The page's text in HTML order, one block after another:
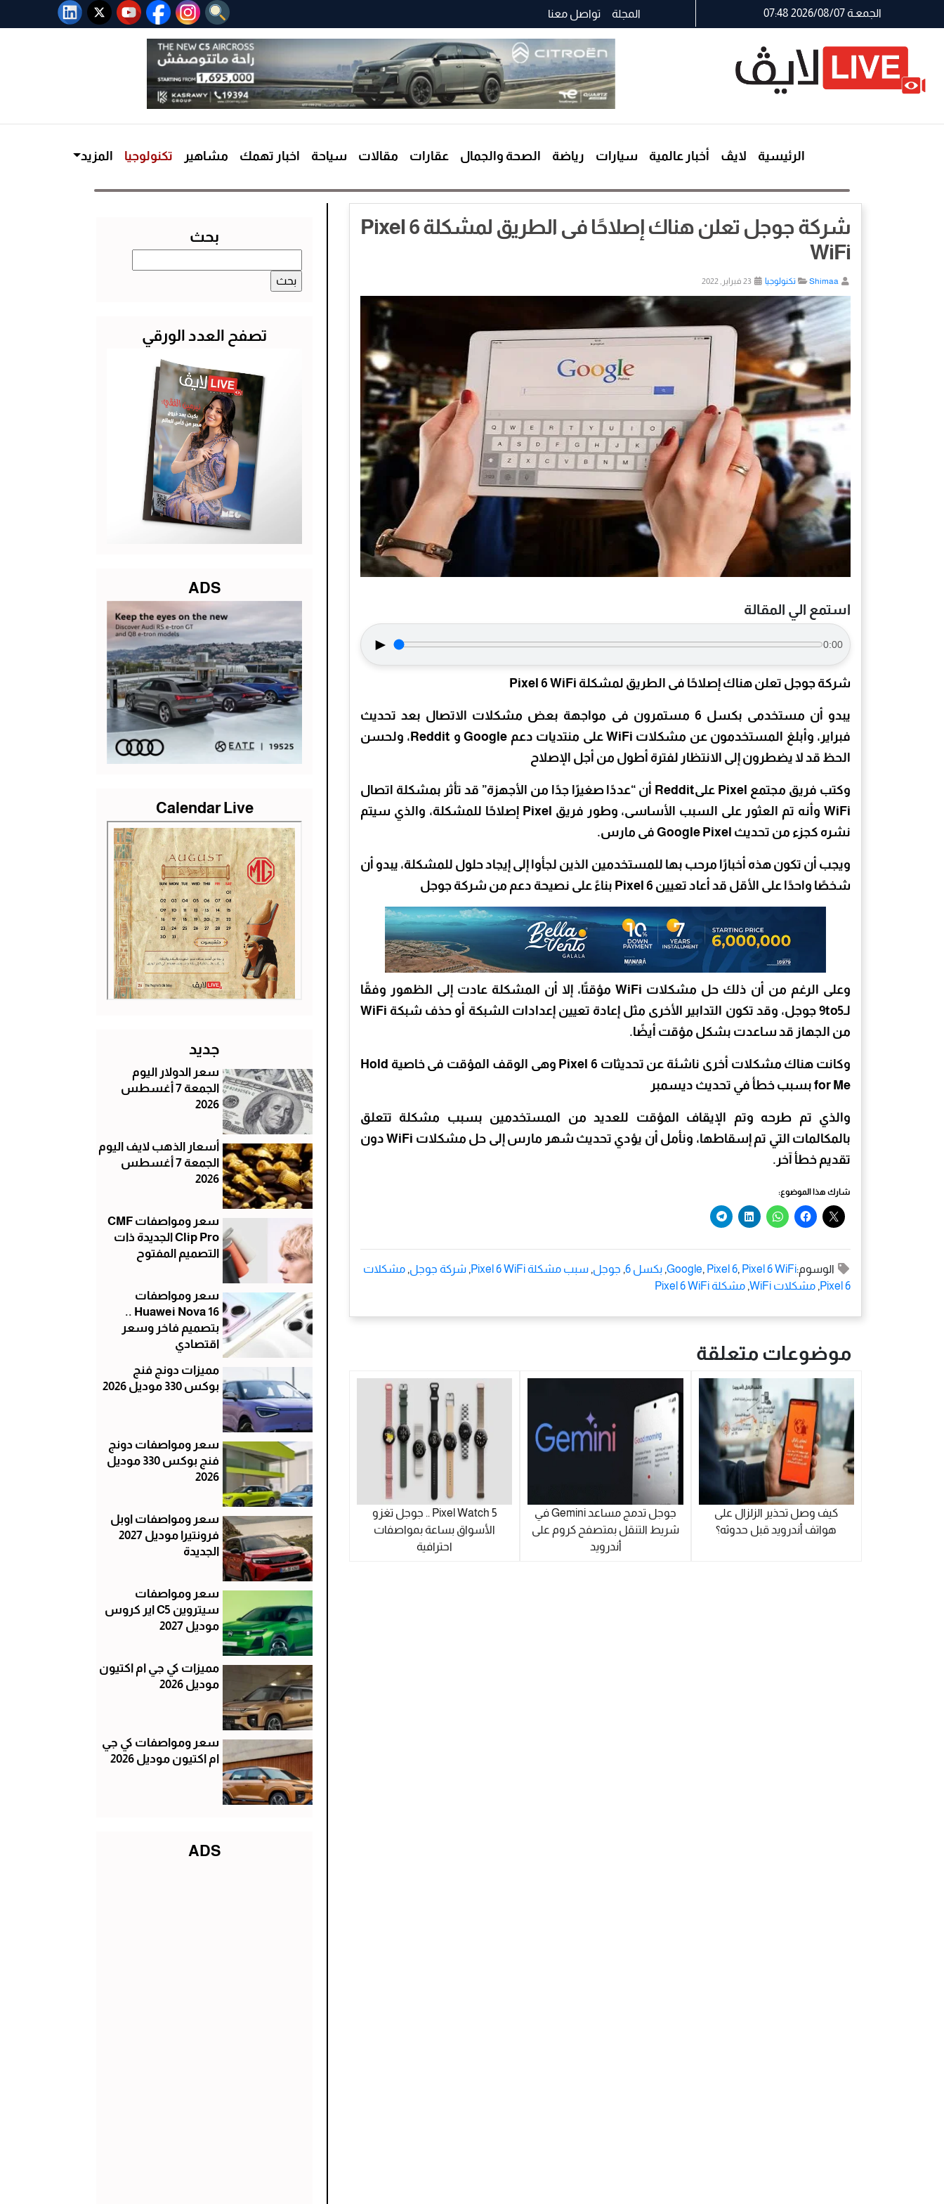
الجمعـة 2026/08/07 07:48 المجلة تواصل معنا
الرئيسية لايڤ أخبار عالمية سيارات رياضة الصحة والجمال عقارات مقالات سياحة اخبار تهمك مشاهير تكنولوجيا المزيد
شركة جوجل تعلن هناك إصلاحًا فى الطريق لمشكلة Pixel 6
WiFi
Shimaa تكنولوجيا
استمع الي المقالة
► 0:00
شركة جوجل تعلن هناك إصلاحًا فى الطريق لمشكلة Pixel 6 WiFi
يبدو أن مستخدمى بكسل 6 مستمرون فى مواجهة بعض مشكلات الاتصال بعد تحديث
فبراير، وأبلغ المستخدمون عن مشكلات WiFi على منتديات دعم Google و Reddit، ولحسن
الحظ قد لا يضطرون إلى الانتظار لفترة أطول من أجل الإصلاح
وكتب فريق مجتمع Pixel علىReddit أن “عددًا صغيرًا جدًا من الأجهزة” قد تأثر بمشكلة اتصال
WiFi وأنه تم العثور على السبب الأساسى، وطور فريق Pixel إصلاحًا للمشكلة، والذي سيتم
نشره كجزء من تحديث Google Pixel فى مارس.
ويجب أن تكون هذه أخبارًا مرحب بها للمستخدمين الذين لجأوا إلى إيجاد حلول للمشكلة، يبدو أن
شخصًا واحدًا على الأقل قد أعاد تعيين Pixel 6 بناءً على نصيحة دعم من شركة جوجل
وعلى الرغم من أن ذلك حل مشكلات WiFi مؤقتًا، إلا أن المشكلة عادت إلى الظهور وفقًا
لـ9to5 جوجل، وقد تكون التدابير الأخرى مثل إعادة تعيين إعدادات الشبكة أو حذف شبكة WiFi
من الجهاز قد ساعدت بشكل مؤقت أيضًا.
وكانت هناك مشكلات أخرى ناشئة عن تحديثات Pixel 6 وهى الوقف المؤقت فى خاصية Hold
for Me بسبب خطأ في تحديث ديسمبر
والذي تم طرحه وتم الإيقاف المؤقت للعديد من المستخدمين بسبب مشكلة تتعلق
بالمكالمات التي تم إسقاطها، ونأمل أن يؤدي تحديث شهر مارس إلى حل مشكلات WiFi دون
تقديم خطأ آخر.
شارك هذا الموضوع:
الوسوم: Google, Pixel 6, Pixel 6 WiFi
, بكسل 6 , جوجل, سبب مشكلة Pixel 6 WiFi , شركة جوجل, مشكلات
Pixel 6
, مشكلات WiFi , مشكلة Pixel 6 WiFi
موضوعات متعلقة
كيف وصل تحذير الزلزال على
هواتف أندرويد قبل حدوثه؟
جوجل تدمج مساعد Gemini في
شريط التنقل بمتصفح كروم على
أندرويد
Pixel Watch 5 .. جوجل تغزو
الأسواق بساعة بمواصفات
احترافية
بحث
عن:
تصفح العدد الورقي
ADS
Calendar Live
جديد
سعر الدولار اليوم
الجمعة 7 أغسطس
2026
أسعار الذهب لايف اليوم
الجمعة 7 أغسطس
2026
سعر ومواصفات CMF
Clip Pro الجديدة ذات
التصميم المفتوح
سعر ومواصفات
Huawei Nova 16 ..
بتصميم فاخر وسعر
اقتصادي
مميزات دونج فنج
بوكس 330 موديل 2026
سعر ومواصفات دونج
فنج بوكس 330 موديل
2026
سعر ومواصفات اوبل
فرونتيرا موديل 2027
الجديدة
سعر ومواصفات
سيتروين C5 اير كروس
موديل 2027
مميزات كي جي ام اكتيون
موديل 2026
سعر ومواصفات كي جي
ام اكتيون موديل 2026
ADS